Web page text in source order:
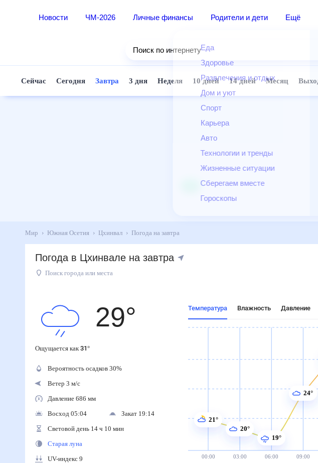
Новости ЧМ-2026 Личные финансы Родители и дети Ещё
Еда
Здоровье
Развлечения и отдых
Дом и уют
Спорт
Карьера
Авто
Технологии и тренды
Жизненные ситуации
Сберегаем вместе
Гороскопы
Поиск по интернету
Сейчас Сегодня Завтра 3 дня Неделя 10 дней 14 дней Месяц
Мир Южная Осетия Цхинвал Погода на завтра
Погода в Цхинвале на завтра
Поиск города или места
29°
Ощущается как31
Вероятность осадков 30%
Ветер 3 м/с
Давление 686 мм
Восход 05:04
Закат 19:14
Световой день 14 ч 10 мин
Старая луна
UV-индекс 9
Температура Влажность Давление
00:00 03:00 06:00 09:00
21°
20°
19°
24°